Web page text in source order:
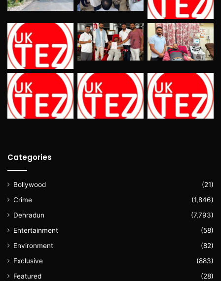
Categories
Bollywood
(21)
Crime
(1,846)
Dehradun
(7,793)
Entertainment
(58)
Environment
(82)
Exclusive
(883)
Featured
(28)